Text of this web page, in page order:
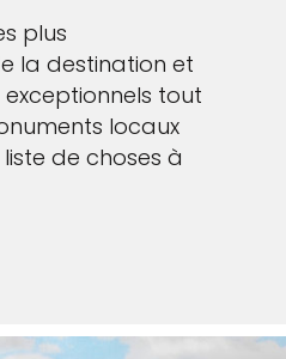
plus
la destination et
tout
locaux
de choses à